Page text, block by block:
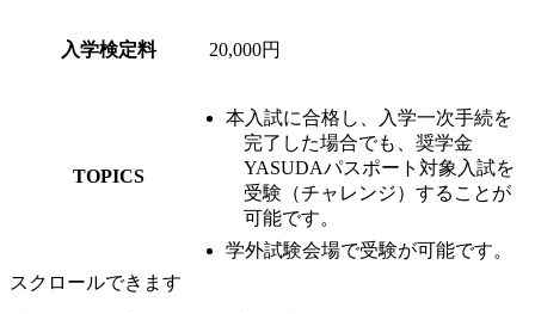
入学検定料 20,000円
TOPICS
本入試に合格し、入学一次手続を
完了した場合でも、奨学金
YASUDAパスポート対象入試を
受験（チャレンジ）することが
可能です。
学外試験会場で受験が可能です。
スクロールできます